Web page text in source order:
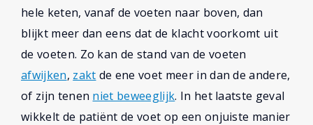
hele keten, vanaf de voeten naar boven, dan
blijkt meer dan eens dat de klacht voorkomt uit
de voeten. Zo kan de stand van de voeten
afwijken, zakt de ene voet meer in dan de andere,
of zijn tenen niet beweeglijk. In het laatste geval
wikkelt de patiënt de voet op een onjuiste manier